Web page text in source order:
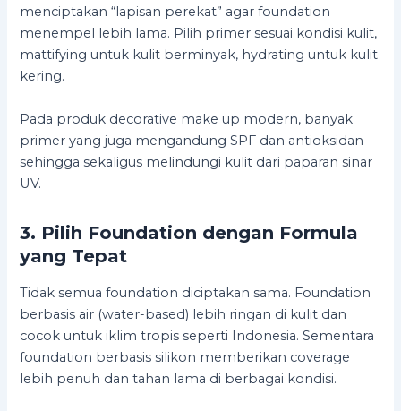
menciptakan “lapisan perekat” agar foundation
menempel lebih lama. Pilih primer sesuai kondisi kulit,
mattifying untuk kulit berminyak, hydrating untuk kulit
kering.
Pada produk decorative make up modern, banyak
primer yang juga mengandung SPF dan antioksidan
sehingga sekaligus melindungi kulit dari paparan sinar
UV.
3. Pilih Foundation dengan Formula
yang Tepat
Tidak semua foundation diciptakan sama. Foundation
berbasis air (water-based) lebih ringan di kulit dan
cocok untuk iklim tropis seperti Indonesia. Sementara
foundation berbasis silikon memberikan coverage
lebih penuh dan tahan lama di berbagai kondisi.